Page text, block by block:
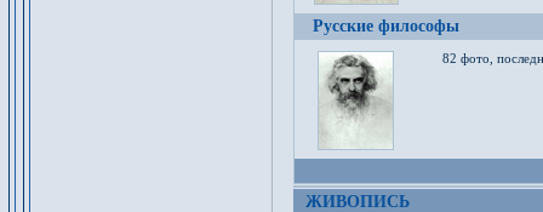
Русские философы
82 фото,
ЖИВОПИСЬ